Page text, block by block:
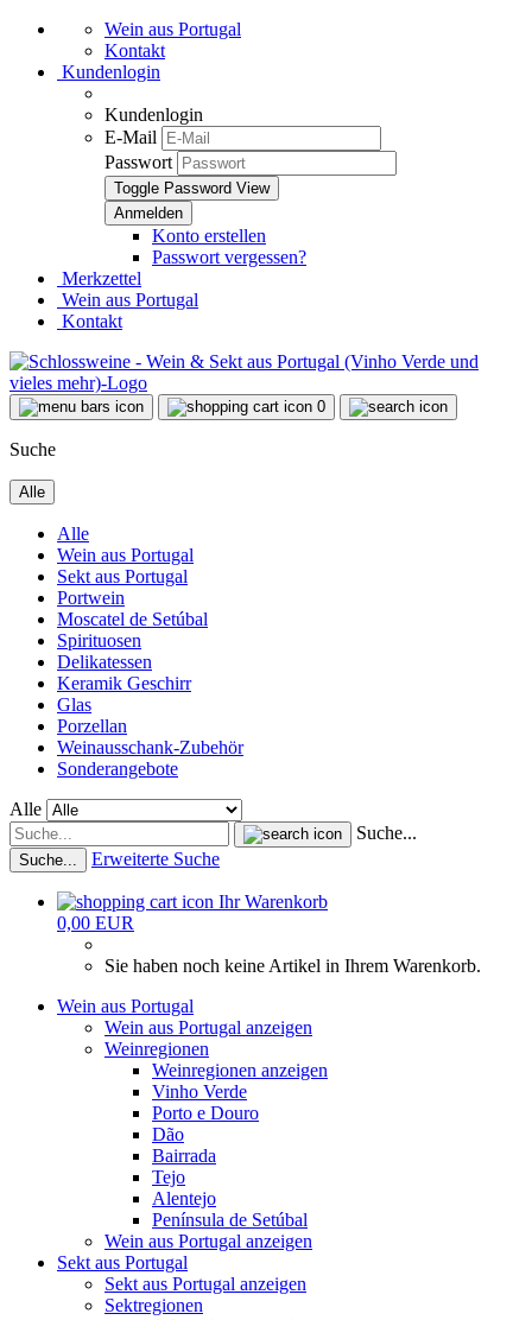
Wein aus Portugal
Kontakt
Kundenlogin
Kundenlogin
E-Mail
Passwort
Toggle Password View
Konto erstellen
Passwort vergessen?
Merkzettel
Wein aus Portugal
Kontakt
0
Suche
Alle
Alle
Wein aus Portugal
Sekt aus Portugal
Portwein
Moscatel de Setúbal
Spirituosen
Delikatessen
Keramik Geschirr
Glas
Porzellan
Weinausschank-Zubehör
Sonderangebote
Alle
Suche...
Suche... Erweiterte Suche
Ihr Warenkorb
0,00 EUR
Sie haben noch keine Artikel in Ihrem Warenkorb.
Wein aus Portugal
Wein aus Portugal anzeigen
Weinregionen
Weinregionen anzeigen
Vinho Verde
Porto e Douro
Dão
Bairrada
Tejo
Alentejo
Península de Setúbal
Wein aus Portugal anzeigen
Sekt aus Portugal
Sekt aus Portugal anzeigen
Sektregionen